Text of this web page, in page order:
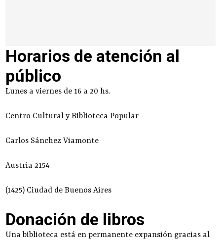
Horarios de atención al
público
Lunes a viernes de 16 a 20 hs.
Centro Cultural y Biblioteca Popular
Carlos Sánchez Viamonte
Austria 2154
(1425) Ciudad de Buenos Aires
Donación de libros
Una biblioteca está en permanente expansión gracias al